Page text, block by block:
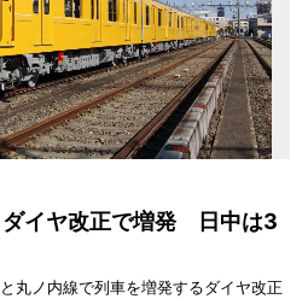
ダイヤ改正で増発 日中は3
丸ノ内線で列車を増発するダイヤ改正